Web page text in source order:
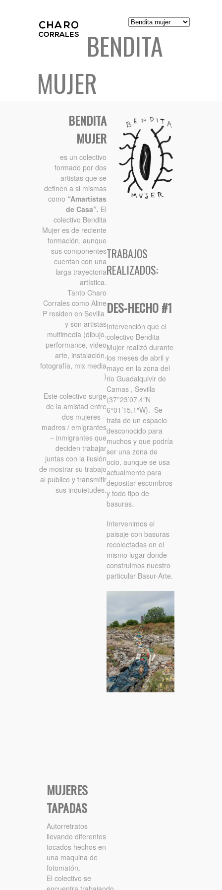
BENDITA
MUJER
BENDITA
MUJER
es un colectivo
formado por dos
artistas que se
definen a si mismas
como “Amartistas
de Casa”. El
colectivo Bendita
Mujer es de reciente
formación, aunque
sus componentes
cuentan con una
larga trayectoria
artística.
Tanto Charo
Corrales como Aline
P residen en Sevilla
y son artistas
multimedia (dibujo,
performance, video
arte, instalación,
fotografía, mix media
)
Este colectivo surge
de la amistad entre
dos mujeres –
madres / emigrantes
– inmigrantes que
deciden trabajar
juntas con la ilusión
de mostrar su trabajo
al publico y transmitir
sus inquietudes.
TRABAJOS
REALIZADOS:
DES-HECHO #1
Intervención que el
colectivo Bendita
Mujer realizó durante
los meses de abril y
mayo en la zona del
rio Guadalquivir de
Camas , Sevilla
(37°23’07.4″N
6°01’15.1″W). Se
trata de un espacio
desconocido para
muchos y que podría
ser una zona de
ocio, aunque se usa
actualmente para
depositar escombros
y todo tipo de
basuras.
Intervenimos el
paisaje con basuras
recolectadas en el
mismo lugar donde
construimos nuestro
particular Basur-Arte.
MUJERES
TAPADAS
Autorretratos
llevando diferentes
tocados hechos en
una maquina de
fotomatón.
El colectivo se